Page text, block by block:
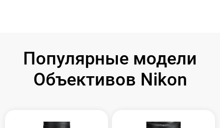
Популярные модели
Объективов Nikon